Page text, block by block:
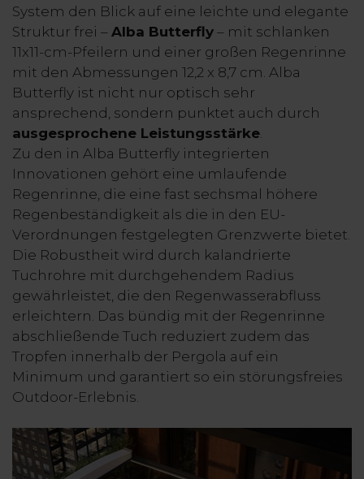
System den Blick auf eine leichte und elegante
Struktur frei – Alba Butterfly – mit schlanken
11x11-cm-Pfeilern und einer großen Regenrinne
mit den Abmessungen 12,2 x 8,7 cm. Alba
Butterfly ist nicht nur optisch sehr
ansprechend, sondern punktet auch durch
ausgesprochene Leistungsstärke
Zu den in Alba Butterfly integrierten
Innovationen gehört eine umlaufende
Regenrinne, die eine fast sechsmal höhere
Regenbeständigkeit als die in den EU-
Verordnungen festgelegten Grenzwerte bietet.
Die Robustheit wird durch kalandrierte
Tuchrohre mit durchgehendem Radius
gewährleistet, die den Regenwasserabfluss
erleichtern. Das bündig mit der Regenrinne
abschließende Tuch reduziert zudem das
Tropfen innerhalb der Pergola auf ein
Minimum und garantiert so ein störungsfreies
Outdoor-Erlebnis.